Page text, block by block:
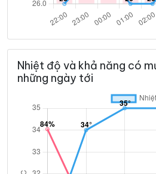
Nhiệt độ và khả năng có
những ngày tới